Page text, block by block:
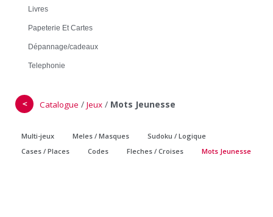
Livres
Papeterie Et Cartes
Dépannage/cadeaux
Telephonie
＜ Catalogue / Jeux / Mots Jeunesse
Multi-jeux Meles / Masques
Sudoku / Logique
Cases / Places
Codes Fleches / Croises Mots Jeunesse